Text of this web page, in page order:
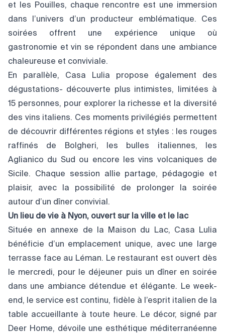
et les Pouilles, chaque rencontre est une immersion
dans l’univers d’un producteur emblématique. Ces
soirées offrent une expérience unique où
gastronomie et vin se répondent dans une ambiance
chaleureuse et conviviale.
En parallèle, Casa Lulia propose également des
dégustations- découverte plus intimistes, limitées à
15 personnes, pour explorer la richesse et la diversité
des vins italiens. Ces moments privilégiés permettent
de découvrir différentes régions et styles : les rouges
raffinés de Bolgheri, les bulles italiennes, les
Aglianico du Sud ou encore les vins volcaniques de
Sicile. Chaque session allie partage, pédagogie et
plaisir, avec la possibilité de prolonger la soirée
autour d’un dîner convivial.
Un lieu de vie à Nyon, ouvert sur la ville et le lac
Située en annexe de la Maison du Lac, Casa Lulia
bénéficie d’un emplacement unique, avec une large
terrasse face au Léman. Le restaurant est ouvert dès
le mercredi, pour le déjeuner puis un dîner en soirée
dans une ambiance détendue et élégante. Le week-
end, le service est continu, fidèle à l’esprit italien de la
table accueillante à toute heure. Le décor, signé par
Deer Home, dévoile une esthétique méditerranéenne